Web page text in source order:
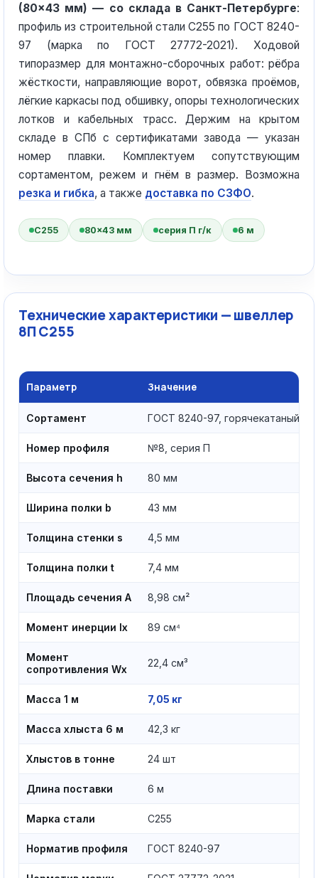
(80×43 мм) — со склада в Санкт-Петербурге:
профиль из строительной стали С255 по ГОСТ 8240-
97 (марка по ГОСТ 27772-2021). Ходовой
типоразмер для монтажно-сборочных работ: рёбра
жёсткости, направляющие ворот, обвязка проёмов,
лёгкие каркасы под обшивку, опоры технологических
лотков и кабельных трасс. Держим на крытом
складе в СПб с сертификатами завода — указан
номер плавки. Комплектуем сопутствующим
сортаментом, режем и гнём в размер. Возможна
резка и гибка, а также доставка по СЗФО.
С255 80×43 мм серия П г/к 6 м
Технические характеристики — швеллер
8П С255
Параметр Значение
Сортамент ГОСТ 8240-97, горячекатаный
Номер профиля №8, серия П
Высота сечения h 80 мм
Ширина полки b 43 мм
Толщина стенки s 4,5 мм
Толщина полки t 7,4 мм
Площадь сечения A 8,98 см²
Момент инерции Ix 89 см⁴
Момент
сопротивления Wx
22,4 см³
Масса 1 м 7,05 кг
Масса хлыста 6 м 42,3 кг
Хлыстов в тонне 24 шт
Длина поставки 6 м
Марка стали С255
Норматив профиля ГОСТ 8240-97